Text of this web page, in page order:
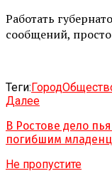
Работать
сообщений,
Теги:Город
Далее
В Ростове дело
погибшим
Не пропустите